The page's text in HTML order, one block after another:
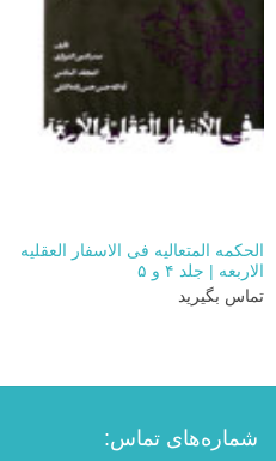
الحکمه المتعالیه فی الاسفار العقلیه
الاربعه | جلد ۴ و ۵
تماس بگیرید
شماره‌های تماس: